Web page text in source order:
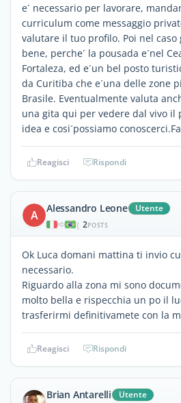
e´ necessario per lavorare,
curriculum come messaggio
valutare il tuo profilo. Poi nel
bene, perche´ la pousada e´nel
Fortaleza, ed e´un bel posto
da Curitiba che e´una delle zone
Brasile. Eventualmente valuta
una gita qui per vedere dal vivo il
idea e cosi´possiamo
Reagisci Rispondi
A Alessandro Leone Utente
| 2POSTS
Ok Luca domani mattina ti invio
necessario.
Riguardo alla zona mi sono
molto bella e rispecchia un po il
trasferirmi definitivamete con la
Reagisci Rispondi
Brian Antarelli Utente